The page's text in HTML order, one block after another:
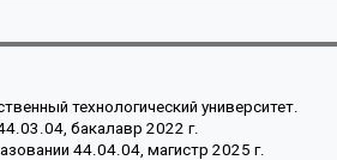
технологический университет.
бакалавр 2022 г.
44.04.04, магистр 2025 г.